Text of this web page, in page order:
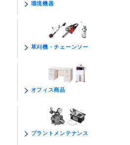
環境機器
草刈機・チェーンソー
オフィス商品
プラントメンテナンス